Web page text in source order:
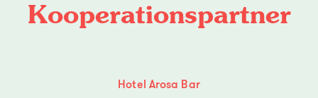
Kooperations­partner
Hotel Arosa Bar